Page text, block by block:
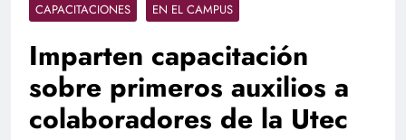
CAPACITACIONES EN EL CAMPUS
Imparten capacitación
sobre primeros auxilios a
colaboradores de la Utec